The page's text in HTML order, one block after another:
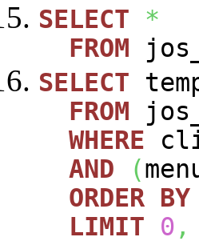
SELECT
*
FROM
SELECT
FROM
WHERE
AND
(
ORDER BY
LIMIT
0 ,